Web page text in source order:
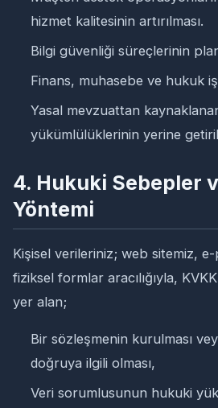
hizmet kalitesinin artırılması.
Bilgi güvenliği süreçlerinin
Finans, muhasebe ve hukuk
Yasal mevzuattan
yükümlülüklerinin yerine
4. Hukuki Sebepler
Yöntemi
Kişisel verileriniz; web sitemiz,
fiziksel formlar aracılığıyla,
yer alan;
Bir sözleşmenin kurulması
doğruya ilgili olması,
Veri sorumlusunun hukuki